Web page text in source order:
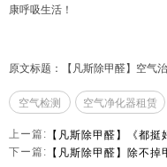
康呼吸生活！
原文标题：【凡斯除甲醛】空气
空气检测 空气净化器租赁
上ー篇:
下ー篇: